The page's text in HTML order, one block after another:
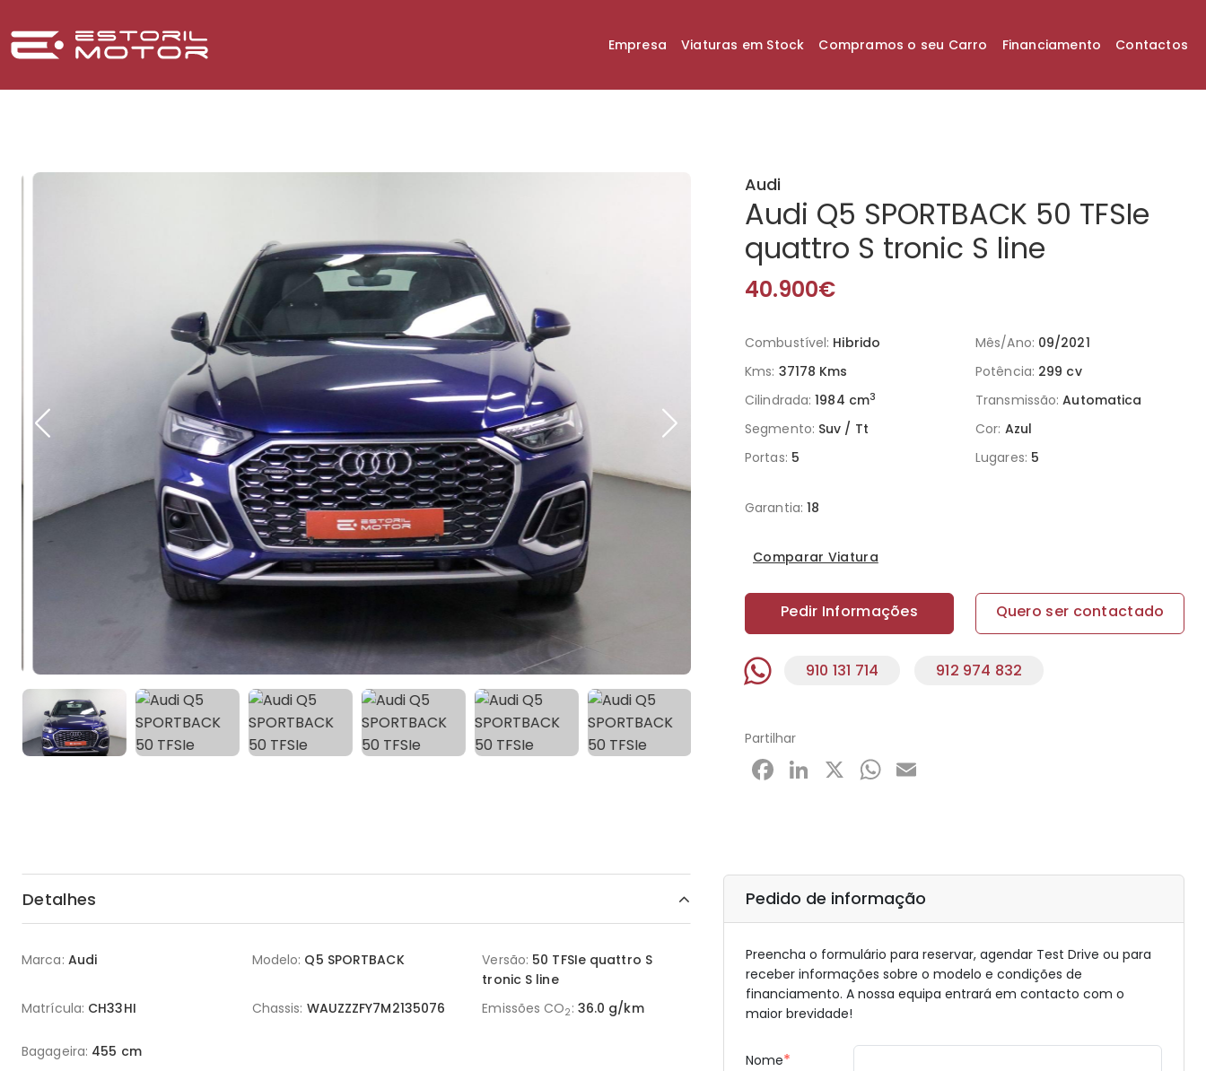
Empresa Viaturas em Stock Compramos o seu Carro Financiamento Contactos
Audi
Audi Q5 SPORTBACK 50 TFSIe
quattro S tronic S line
40.900€
Combustível: Hibrido Mês/Ano: 09/2021
Kms: 37178 Kms Potência: 299 cv
Cilindrada: 1984 cm3 Transmissão: Automatica
Segmento: Suv / Tt Cor: Azul
Portas: 5 Lugares: 5
Garantia: 18
Comparar Viatura
Pedir Informações Quero ser contactado
910 131 714 912 974 832
Partilhar
Facebook
LinkedIn
X WhatsApp
Detalhes
Marca: Audi Modelo: Q5 SPORTBACK Versão: 50 TFSIe quattro S
tronic S line
Matrícula: CH33HI Chassis: WAUZZZFY7M2135076 Emissões CO2: 36.0 g/km
Bagageira: 455 cm
Pedido de informação
Preencha o formulário para reservar, agendar Test Drive ou para
receber informações sobre o modelo e condições de
financiamento. A nossa equipa entrará em contacto com o
maior brevidade!
Nome*